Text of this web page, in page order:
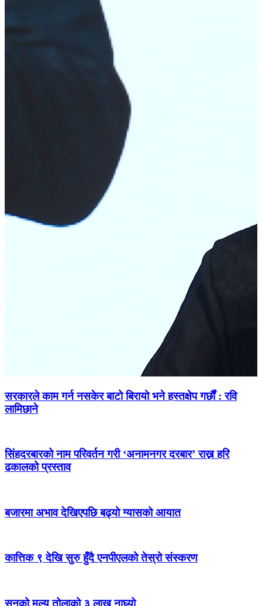
सरकारले काम गर्न नसकेर बाटो बिरायो भने हस्तक्षेप गर्छौं : रवि
लामिछाने
सिंहदरबारको नाम परिवर्तन गरी ‘अनामनगर दरबार’ राख्न हरि
ढकालको प्रस्ताव
बजारमा अभाव देखिएपछि बढ्यो ग्यासको आयात
कात्तिक ९ देखि सुरु हुँदै एनपीएलको तेस्रो संस्करण
सुनको मूल्य तोलाको ३ लाख नाघ्यो